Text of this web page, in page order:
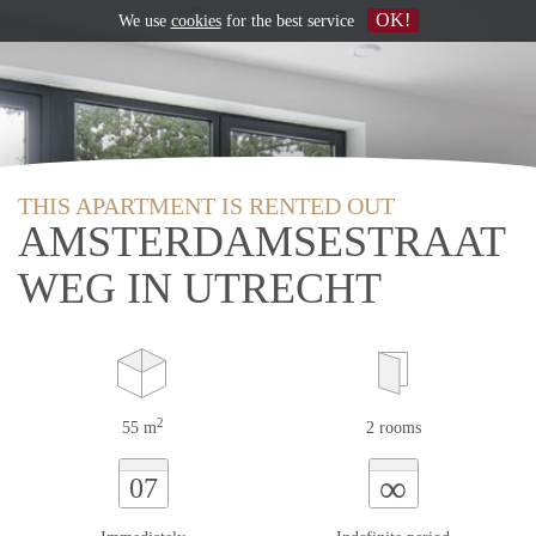
THIS APARTMENT IS RENTED OUT
AMSTERDAMSESTRAAT
WEG IN UTRECHT
55 m2 2 rooms
07 ∞
We use cookiesfor the best service OK!